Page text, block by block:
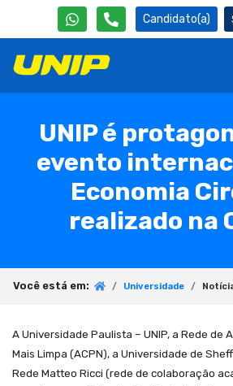
Candidato(a)
UNIP é
evento
Economia
realizado na
Você está em: Universidade
A Universidade Paulista – UNIP, a Rede de
Mais Limpa (ACPN), a Universidade de
Rede Matteo Ricci (rede de colaboração